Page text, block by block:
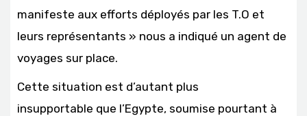
manifeste aux efforts déployés par les T.O et
leurs représentants » nous a indiqué un agent de
voyages sur place.
Cette situation est d’autant plus
insupportable que l’Egypte, soumise pourtant à